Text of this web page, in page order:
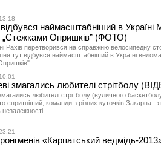
наймасштабніший в Україні
Опришків” (ФОТО)
Рахів перетворився на справжню велосипедну
тут відбувся наймасштабніший в Україні
змагались любителі стрітболу
любителі стрітболу (вуличного
спритніший, команди з різних куточків
«Карпатський ведмідь-